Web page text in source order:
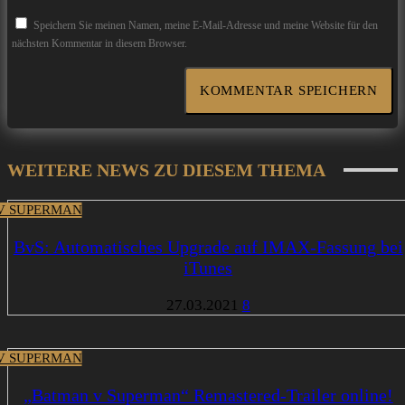
Speichern Sie meinen Namen, meine E-Mail-Adresse und meine Website für den
nächsten Kommentar in diesem Browser.
WEITERE NEWS ZU DIESEM THEMA
SUPERMAN
BvS: Automatisches Upgrade auf IMAX-Fassung bei
iTunes
27.03.2021 8
SUPERMAN
„Batman v Superman“ Remastered-Trailer online!